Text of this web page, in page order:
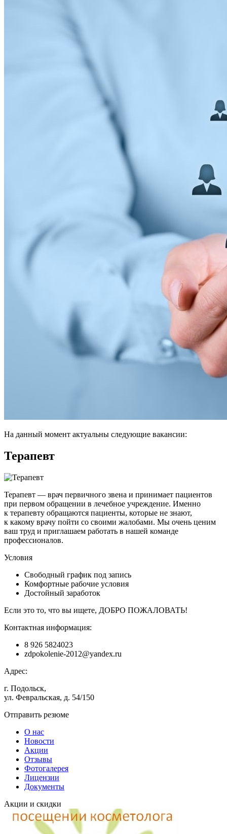
На данный момент актуальны следующие вакансии:
Терапевт
Терапевт — врач первичного звена и принимает пациентов
при первом обращении в лечебное учреждение. Именно
к терапевту обращаются пациенты, которые не знают,
к какому врачу пойти со своими жалобами. Мы очень ценим
ваш труд и приглашаем работать в нашей команде
профессионалов.
Условия
Свободный график под запись
Комфортные рабочие условия
Достойный заработок
Если это то, что вы ищете, ДОБРО ПОЖАЛОВАТЬ!
Контактная информация:
8 926 5824023
zdpokolenie-2012@yandex.ru
Адрес:
г. Подольск,
ул. Февральская, д. 54/150
Отправить резюме
О нас
Новости
Акции
Отзывы
Фотогалерея
Лицензии
Документы
Акции и скидки